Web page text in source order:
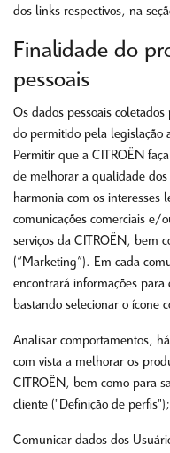
dos links respectivos, na
Finalidade do
pessoais
Os dados pessoais
do permitido pela legislação
Permitir que a CITROËN
de melhorar a qualidade dos
harmonia com os interesses
comunicações comerciais e/
serviços da CITROËN, bem
(“Marketing”). Em cada
encontrará informações para
bastando selecionar o ícone
Analisar comportamentos,
com vista a melhorar os
CITROËN, bem como para
cliente ("Definição de perfis");
Comunicar dados dos